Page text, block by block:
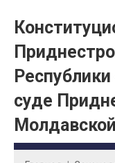
суде